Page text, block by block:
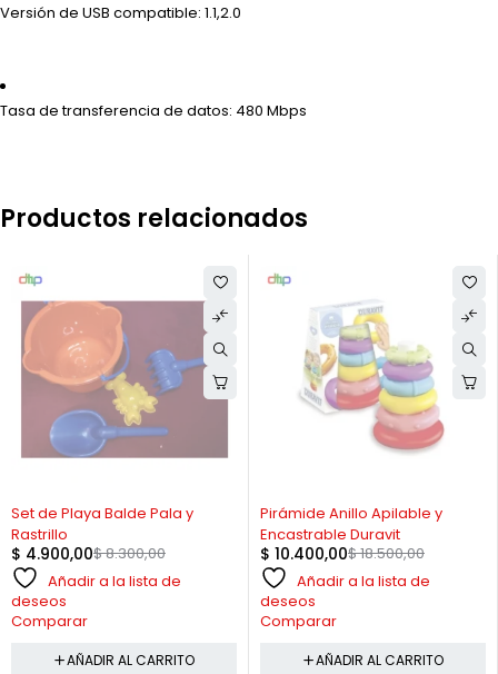
Versión de USB compatible: 1.1,2.0
Tasa de transferencia de datos: 480 Mbps
Productos relacionados
Set de Playa Balde Pala y
Rastrillo
$8.300,00
$ 4.900,00
Añadir a la lista de
deseos
Comparar
AÑADIR AL CARRITO
-44%
Pirámide Anillo Apilable y
Encastrable Duravit
$18.500,00
$ 10.400,00
Añadir a la lista de
deseos
Comparar
AÑADIR AL CARRITO